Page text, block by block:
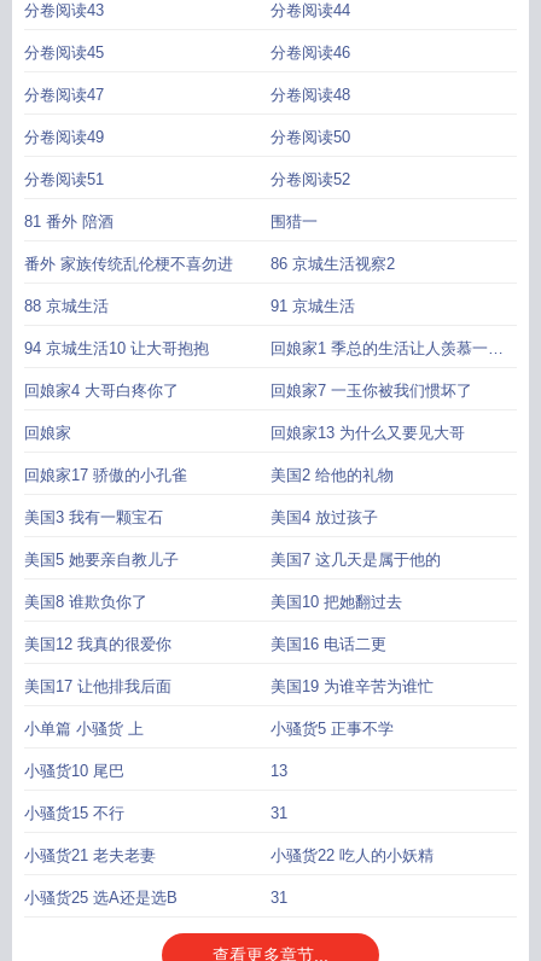
分卷阅读43 分卷阅读44
分卷阅读45 分卷阅读46
分卷阅读47 分卷阅读48
分卷阅读49 分卷阅读50
分卷阅读51 分卷阅读52
81 番外 陪酒 围猎一
番外 家族传统乱伦梗不喜勿进 86 京城生活视察2
88 京城生活 91 京城生活
94 京城生活10 让大哥抱抱 回娘家1 季总的生活让人羡慕一千
珠加更
回娘家4 大哥白疼你了 回娘家7 一玉你被我们惯坏了
回娘家 回娘家13 为什么又要见大哥
回娘家17 骄傲的小孔雀 美国2 给他的礼物
美国3 我有一颗宝石 美国4 放过孩子
美国5 她要亲自教儿子 美国7 这几天是属于他的
美国8 谁欺负你了 美国10 把她翻过去
美国12 我真的很爱你 美国16 电话二更
美国17 让他排我后面 美国19 为谁辛苦为谁忙
小单篇 小骚货 上 小骚货5 正事不学
小骚货10 尾巴 13
小骚货15 不行 31
小骚货21 老夫老妻 小骚货22 吃人的小妖精
小骚货25 选A还是选B 31
查看更多章节...